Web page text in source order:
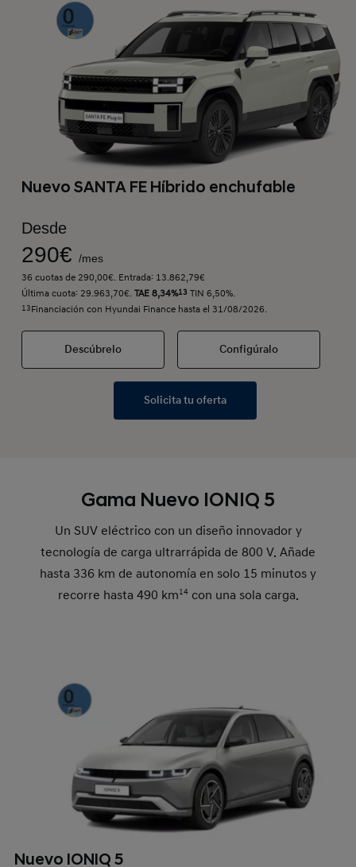
Nuevo SANTA FE Híbrido enchufable
Desde
290€ /mes
36 cuotas de 290,00€. Entrada: 13.862,79€
Última cuota: 29.963,70€. TAE 8,34%13TIN 6,50%.
13Financiación con Hyundai Finance hasta el 31/08/2026.
Descúbrelo Configúralo
Solicita tu oferta
Gama Nuevo IONIQ 5
Un SUV eléctrico con un diseño innovador y
tecnología de carga ultrarrápida de 800 V. Añade
hasta 336 km de autonomía en solo 15 minutos y
recorre hasta 490 km14con una sola carga.
Nuevo IONIQ 5